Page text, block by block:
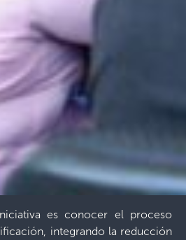
es conocer el proceso
integrando la reducción